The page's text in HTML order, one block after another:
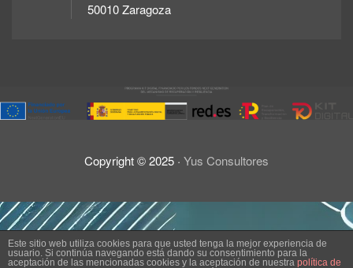
50010 Zaragoza
Copyright ©2025 · Yus Consultores
Aviso Legal
Politica de privacidad
Declaracion de accesibilidad
Politica de cookies
Este sitio web utiliza cookies para que usted tenga la mejor experiencia de
usuario. Si continúa navegando está dando su consentimiento para la
aceptación de las mencionadas cookies y la aceptación de nuestra política de